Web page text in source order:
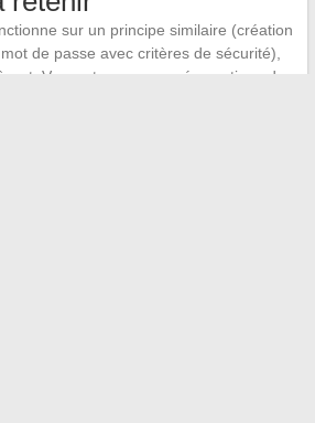
sur un principe similaire (création
de passe avec critères de sécurité),
Vous y trouvez vos réservations de